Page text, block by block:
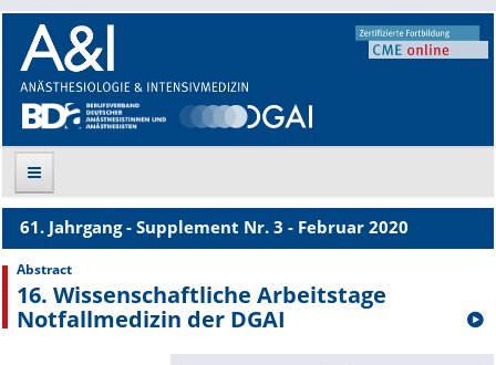
Suche
Aktuelle Ausgabe
61. Jahrgang - Supplement Nr. 3 - Februar 2020
Abstract
16. Wissenschaftliche Arbeitstage
Notfallmedizin der DGAI